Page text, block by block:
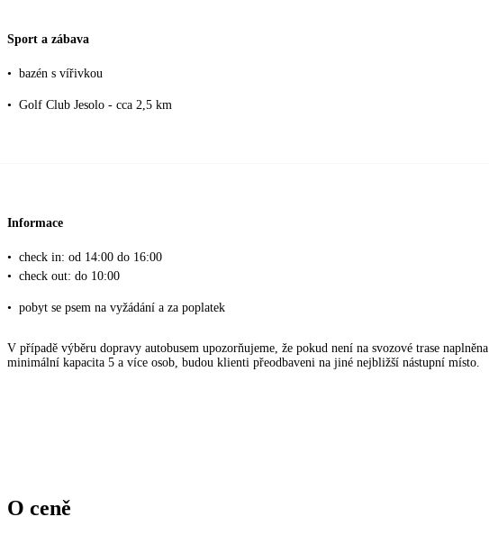
Sport a zábava
• bazén s vířivkou
• Golf Club Jesolo - cca 2,5 km
Informace
• check in: od 14:00 do 16:00
• check out: do 10:00
• pobyt se psem na vyžádání a za poplatek
V případě výběru dopravy autobusem upozorňujeme, že pokud není na svozové trase naplněna
minimální kapacita 5 a více osob, budou klienti přeodbaveni na jiné nejbližší nástupní místo.
O ceně